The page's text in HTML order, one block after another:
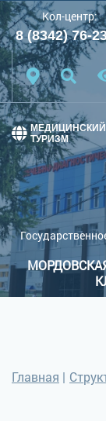
Шрифт: A A
Цветовая схема:
Обычный сайт
Кол-центр:
8 (8342) 76-
МЕДИЦИНСКИЙ
ТУРИЗМ
Главная |